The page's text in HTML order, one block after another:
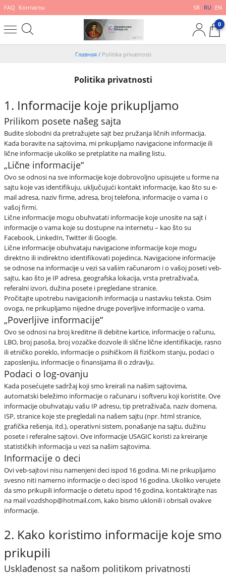
FAQ Контакты SR RU EN
0
Главная / Politika privatnosti
Politika privatnosti
1. Informacije koje prikupljamo
Prilikom posete našeg sajta
Budite slobodni da pretražujete sajt bez pružanja ličnih informacija.
Kada boravite na sajtovima, mi prikupljamo navigacione informacije ili
lične informacije ukoliko se pretplatite na mailing listu.
„Lične informacije“
Ovo se odnosi na sve informacije koje dobrovoljno upisujete u forme na
sajtu koje vas identifikuju, uključujući kontakt informacije, kao što su e-
mail adresa, naziv firme, adresa, broj telefona, informacije o vama i o
vašoj firmi.
Lične informacije mogu obuhvatati informacije koje unosite na sajt i
informacije o vama koje su dostupne na internetu – kao što su
Facebook, LinkedIn, Twitter ili Google.
Lične informacije obuhvataju navigacione informacije koje mogu
direktno ili indirektno identifikovati pojedinca. Navigacione informacije
se odnose na informacije u vezi sa vašim računarom i o vašoj poseti veb-
sajtu, kao što je IP adresa, geografska lokacija, vrsta pretraživača,
referalni izvori, dužina posete i pregledane stranice.
Pročitajte upotrebu navigacionih informacija u nastavku teksta. Osim
ovoga, ne prikupljamo nijedne druge poverljive informacije o vama.
„Poverljive informacije“
Ovo se odnosi na broj kreditne ili debitne kartice, informacije o računu,
LBO, broj pasoša, broj vozačke dozvole ili slične lične identifikacije, rasno
ili etničko poreklo, informacije o psihičkom ili fizičkom stanju, podaci o
zaposlenjiu, informacije o finansijama ili o zdravlju.
Podaci o log-ovanju
Kada posećujete sadržaj koji smo kreirali na našim sajtovima,
automatski beležimo informacije o računaru i softveru koji koristite. Ove
informacije obuhvataju vašu IP adresu, tip pretraživača, naziv domena,
ISP, stranice koje ste pregledali na našem sajtu (npr. html stranice,
grafička rešenja, itd.), operativni sistem, ponašanje na sajtu, dužinu
posete i referalne sajtovi. Ove informacije USAGIC koristi za kreiranje
statističkih informacija u vezi sa našim sajtovima.
Informacije o deci
Ovi veb-sajtovi nisu namenjeni deci ispod 16 godina. Mi ne prikupljamo
svesno niti namerno informacije o deci ispod 16 godina. Ukoliko verujete
da smo prikupili informacije o detetu ispod 16 godina, kontaktirajte nas
na mail vozdshop@hotmail.com, kako bismo uklonili i obrisali ovakve
informacije.
2. Kako koristimo informacije koje smo
prikupili
Usklađenost sa našom politikom privatnosti